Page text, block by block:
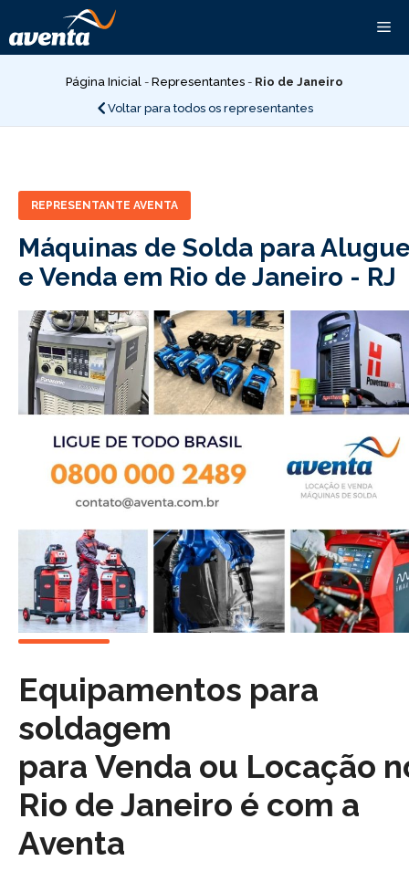
para
o
conteúdoPágina Inicial - Representantes - Rio de Janeiro
Voltar para todos os representantes
REPRESENTANTE AVENTA
Máquinas de Solda para
e Venda em Rio de Janeiro - RJ
Equipamentos para
soldagem
para Venda ou Locação
Rio de Janeiro é com a
Aventa